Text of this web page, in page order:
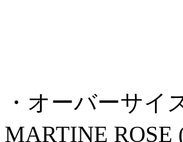
・オーバーサ
MARTINE